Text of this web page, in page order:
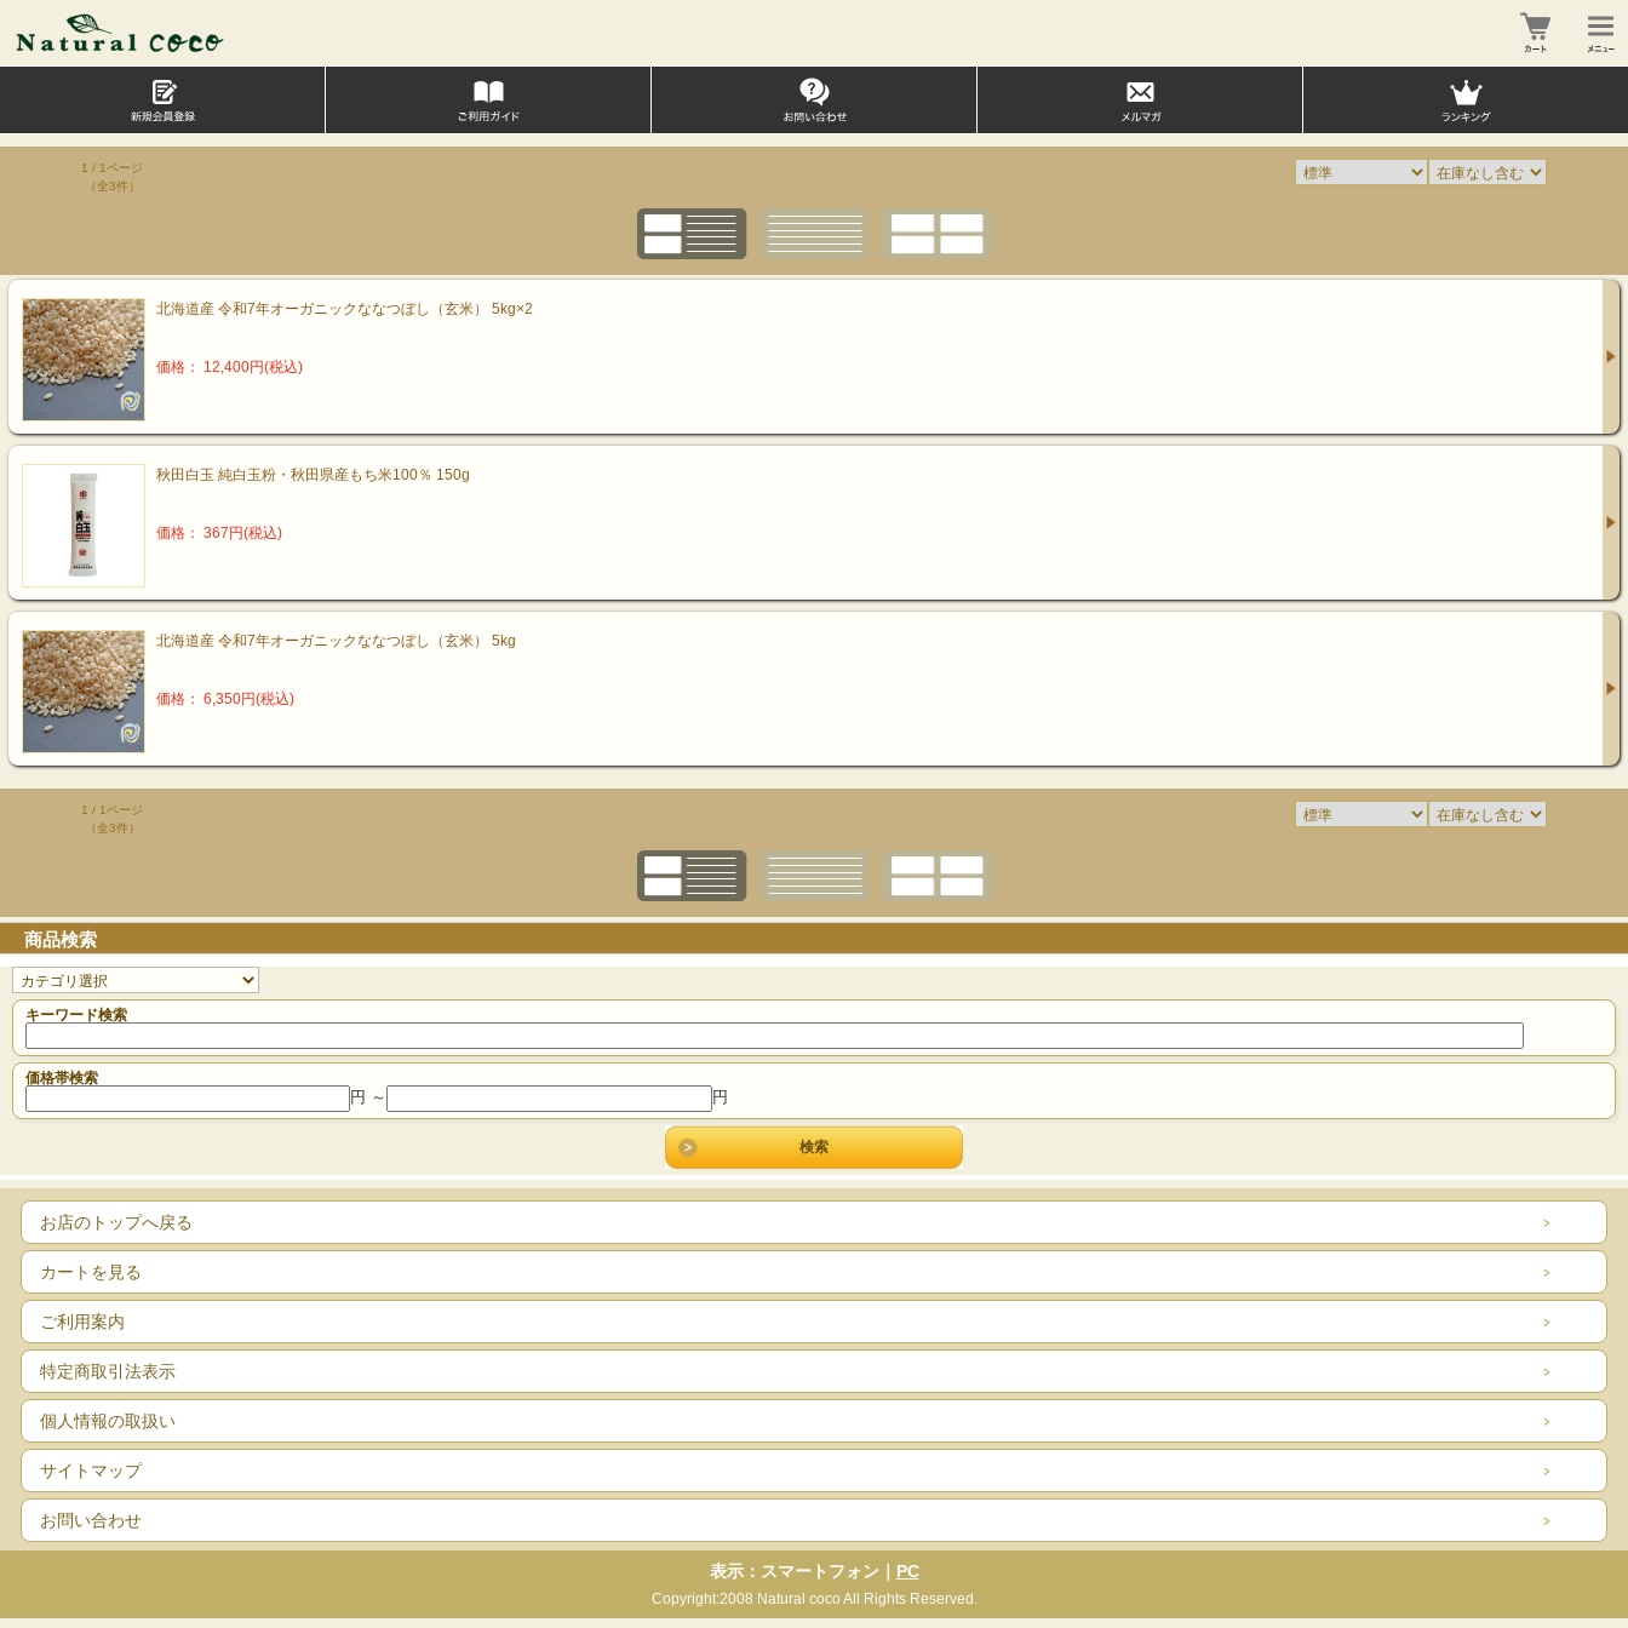
1 / 1ページ
（全3件）
北海道産 令和7年オーガニックななつぼし（玄米） 5kg×2
価格： 12,400円(税込)
秋田白玉 純白玉粉・秋田県産もち米100％ 150g
価格： 367円(税込)
北海道産 令和7年オーガニックななつぼし（玄米） 5kg
価格： 6,350円(税込)
1 / 1ページ
（全3件）
商品検索
キーワード検索
価格帯検索
円 ～ 円
お店のトップへ戻る
カートを見る
ご利用案内
特定商取引法表示
個人情報の取扱い
サイトマップ
お問い合わせ
表示：スマートフォン｜ PC
Copyright:2008 Natural coco All Rights Reserved.